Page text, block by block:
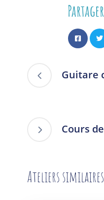
Guitare
Cours
Ateliers similaires